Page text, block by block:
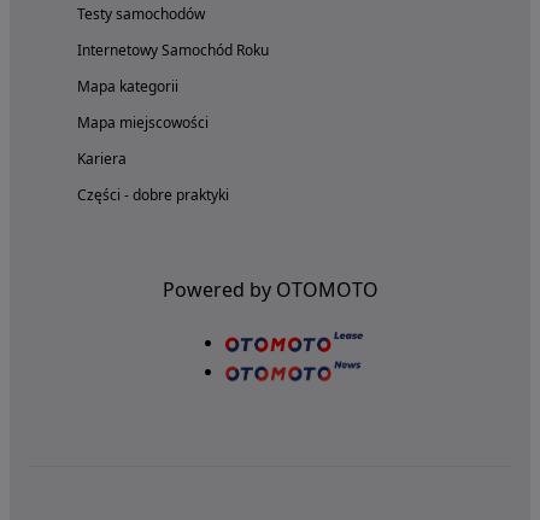
Testy samochodów
Internetowy Samochód Roku
Mapa kategorii
Mapa miejscowości
Kariera
Części - dobre praktyki
Powered by OTOMOTO